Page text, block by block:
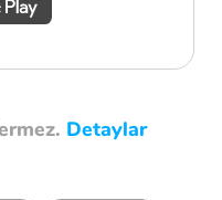
Detaylar